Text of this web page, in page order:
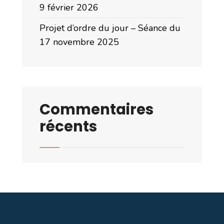
9 février 2026
Projet d’ordre du jour – Séance du
17 novembre 2025
Commentaires
récents